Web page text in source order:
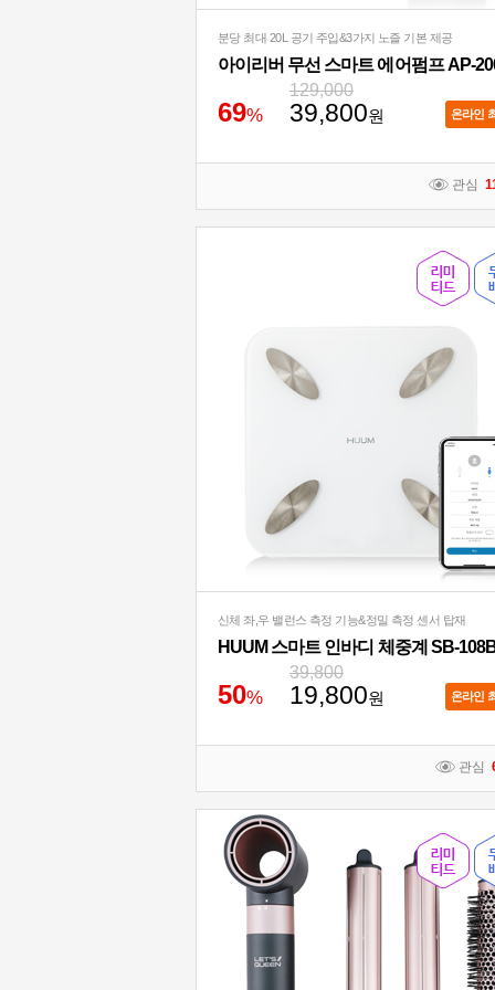
관심
분당 최대 20L 공기 주입&3가지 노즐 기본 제공
아이리버 무선 스마트 에어펌프 AP-
69%
129,000
39,800원 온라인
관심
신체 좌,우 밸런스 측정 기능&정밀 측정 센서 탑재
HUUM 스마트 인바디 체중계 SB-
50%
39,800
19,800원 온라인